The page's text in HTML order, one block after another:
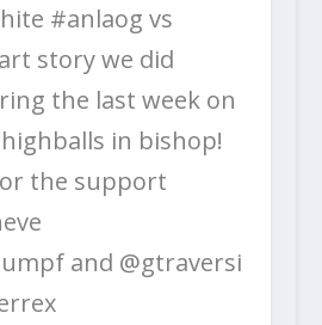
#anlaog vs
story we did
the last week on
in bishop!
the support
and @gtraversi